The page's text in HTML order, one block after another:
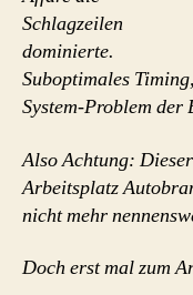
Schlagzeilen
dominierte.
Suboptimales
System-Problem der
Also Achtung:
Arbeitsplatz
nicht mehr
Doch erst mal zum